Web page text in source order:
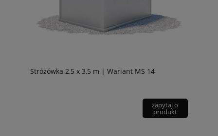
Stróżówka 2,5 x 3,5 m | Wariant MS 14
zapytaj o
produkt